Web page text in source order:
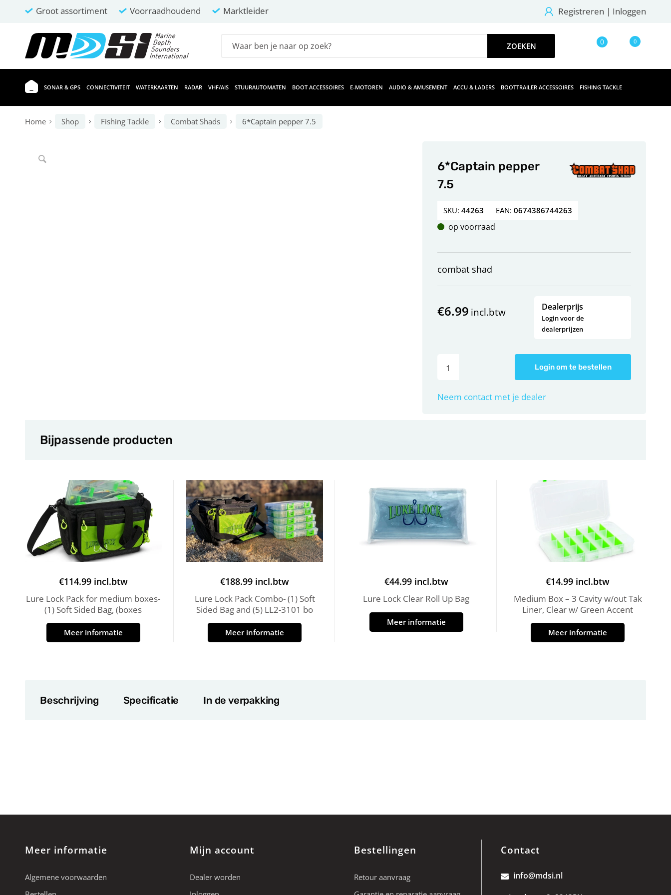
Groot assortiment Voorraadhoudend Marktleider Registreren | Inloggen
0 0
SONAR & GPS CONNECTIVITEIT WATERKAARTEN RADAR VHF/AIS STUURAUTOMATEN BOOT ACCESSOIRES E-MOTOREN AUDIO & AMUSEMENT ACCU & LADERS BOOTTRAILER ACCESSOIRES FISHING TACKLE
Home Shop Fishing Tackle Combat Shads 6*Captain pepper 7.5
6*Captain pepper
7.5
SKU:44263 EAN:0674386744263
op voorraad
combat shad
€6.99 incl.btw Dealerprijs
Login voor de
dealerprijzen
Login om te bestellen
Neem contact met je dealer
Bijpassende producten
€114.99 incl.btw
Lure Lock Pack for medium boxes-
(1) Soft Sided Bag, (boxes
Meer informatie
€188.99 incl.btw
Lure Lock Pack Combo- (1) Soft
Sided Bag and (5) LL2-3101 bo
Meer informatie
€44.99 incl.btw
Lure Lock Clear Roll Up Bag
Meer informatie
€14.99 incl.btw
Medium Box – 3 Cavity w/out Tak
Liner, Clear w/ Green Accent
Meer informatie
Beschrijving Specificatie In de verpakking
Meer informatie
Algemene voorwaarden
Mijn account
Dealer worden
Bestellingen
Retour aanvraag
Contact
info@mdsi.nl